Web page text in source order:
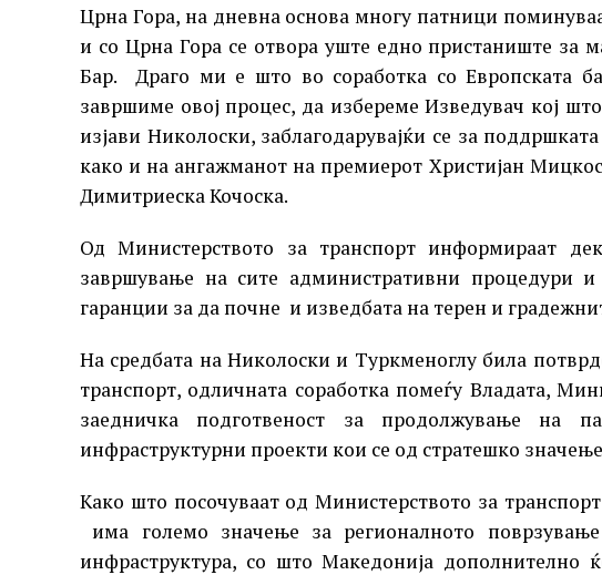
Црна Гора, на дневна основа многу патници
и со Црна Гора се отвора уште едно пристаниште за
Бар. Драго ми е што во соработка со Европската
завршиме овој процес, да избереме Изведувач кој
изјави Николоски, заблагодарувајќи се за
како и на ангажманот на премиерот Христијан
Димитриеска Кочоска.
Од Министерството за транспорт информираат
завршување на сите административни процедури
гаранции за да почне и изведбата на терен и
На средбата на Николоски и Туркменоглу била
транспорт, одличната соработка помеѓу Владата,
заедничка подготвеност за продолжување на
инфраструктурни проекти кои се од стратешко
Како што посочуваат од Министерството за
има големо значење за регионалното
инфраструктура, со што Македонија дополнително